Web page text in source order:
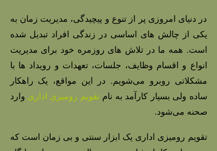
در دنیای امروزی پر از تنوع و پیچیدگی، مدیریت زمان به
یکی از چالش‌ های اساسی در زندگی افراد تبدیل شده
است. همه ما در تلاش‌ های روزمره خود برای مدیریت
انواع و اقسام وظایف، جلسات، تعهدات و رویداد ها با
مشکلاتی روبرو می‌شویم. در این مواقع، یک راهکار
ساده ولی بسیار کارآمد به نامتقویم رومیزی اداری وارد
صحنه می‌شود.
تقویم رومیزی اداری یک ابزار سنتی و بی‌ زمان است که